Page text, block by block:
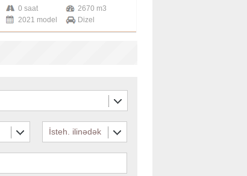
0 saat
2670 m3
2021 model
Dizel
İsteh. ilinədək